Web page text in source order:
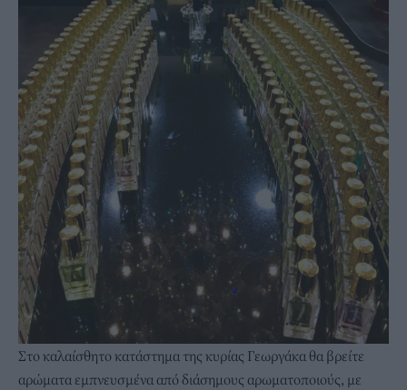
Στο καλαίσθητο κατάστημα της κυρίας Γεωργάκα θα βρείτε
αρώματα εμπνευσμένα από διάσημους αρωματοποιούς, με